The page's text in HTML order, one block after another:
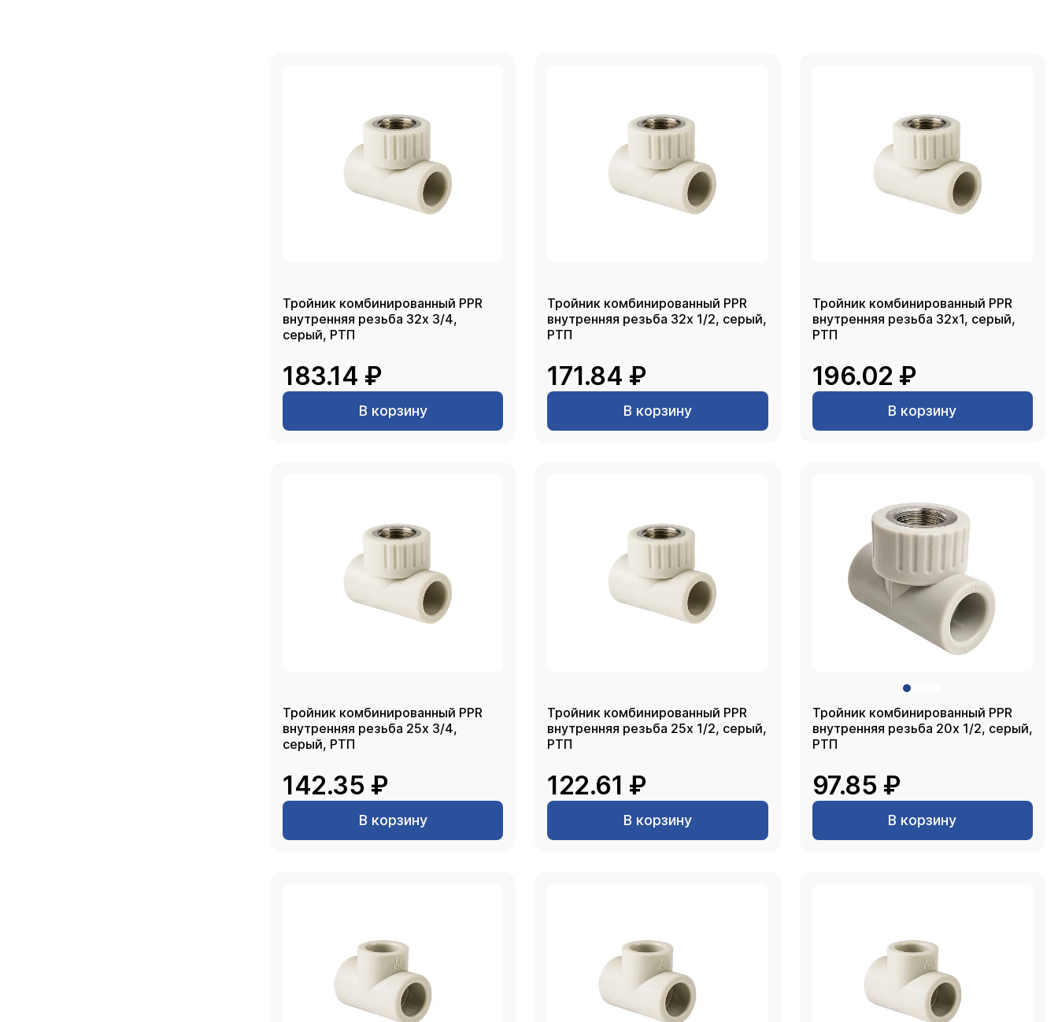
Тройник комбинированный PPR
внутренняя резьба 32х 3/4,
серый, РТП
183.14 ₽
В корзину
Тройник комбинированный PPR
внутренняя резьба 32х 1/2, серый,
РТП
171.84 ₽
В корзину
Тройник комбинированный PPR
внутренняя резьба 32х1, серый,
РТП
196.02 ₽
В корзину
Тройник комбинированный PPR
внутренняя резьба 25х 3/4,
серый, РТП
142.35 ₽
В корзину
Тройник комбинированный PPR
внутренняя резьба 25х 1/2, серый,
РТП
122.61 ₽
В корзину
Тройник комбинированный PPR
внутренняя резьба 20х 1/2, серый,
РТП
97.85 ₽
В корзину